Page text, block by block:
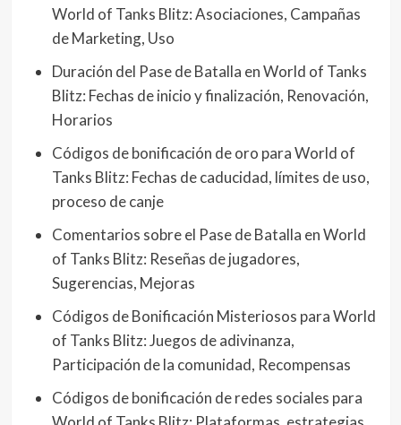
World of Tanks Blitz: Asociaciones, Campañas
de Marketing, Uso
Duración del Pase de Batalla en World of Tanks
Blitz: Fechas de inicio y finalización, Renovación,
Horarios
Códigos de bonificación de oro para World of
Tanks Blitz: Fechas de caducidad, límites de uso,
proceso de canje
Comentarios sobre el Pase de Batalla en World
of Tanks Blitz: Reseñas de jugadores,
Sugerencias, Mejoras
Códigos de Bonificación Misteriosos para World
of Tanks Blitz: Juegos de adivinanza,
Participación de la comunidad, Recompensas
Códigos de bonificación de redes sociales para